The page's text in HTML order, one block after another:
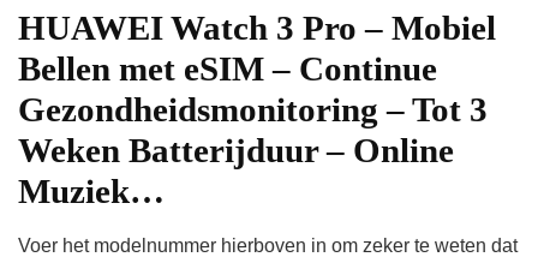
HUAWEI Watch 3 Pro – Mobiel
Bellen met eSIM – Continue
Gezondheidsmonitoring – Tot 3
Weken Batterijduur – Online
Muziek…
Voer het modelnummer hierboven in om zeker te weten dat